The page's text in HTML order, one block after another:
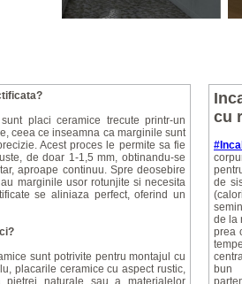
placi ceramice trecute printr-un
ceea ce inseamna ca marginile sunt
Acest proces le permite sa fie
de doar 1-1,5 mm, obtinandu-se
aproape continuu. Spre deosebire
marginile usor rotunjite si necesita
se aliniaza perfect, oferind un
sunt potrivite pentru montajul cu
placarile ceramice cu aspect rustic,
naturale sau a materialelor
cu
de
de la
prea
bun